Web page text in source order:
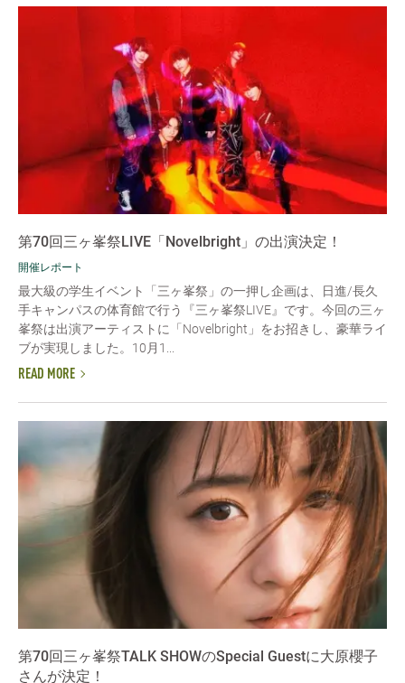
第70回三ヶ峯祭LIVE「Novelbright」の出演決定！
開催レポート
最大級の学生イベント「三ヶ峯祭」の一押し企画は、日進/長久
手キャンパスの体育館で行う『三ヶ峯祭LIVE』です。今回の三ヶ
峯祭は出演アーティストに「Novelbright」をお招きし、豪華ライ
ブが実現しました。10月1...
READ MORE
第70回三ヶ峯祭TALK SHOWのSpecial Guestに大原櫻子
さんが決定！